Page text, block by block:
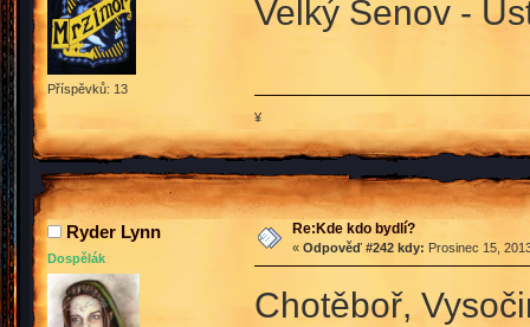
Příspěvků: 13
Velký Šenov -
¥
Ryder Lynn
Dospělák
Re:Kde kdo bydlí?
« Odpověď #242 kdy: Prosinec 15,
Chotěboř,